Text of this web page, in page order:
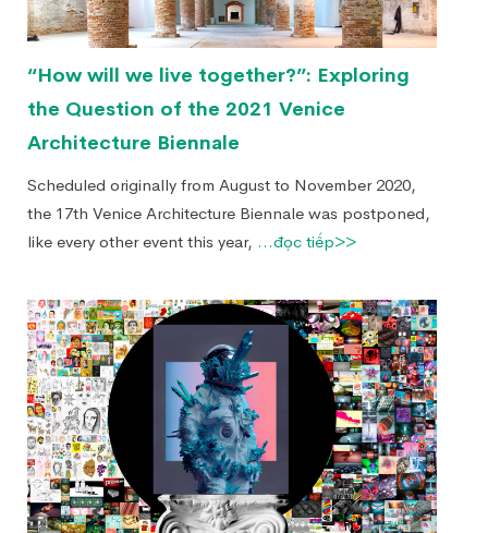
“How will we live together?”: Exploring
the Question of the 2021 Venice
Architecture Biennale
Scheduled originally from August to November 2020,
the 17th Venice Architecture Biennale was postponed,
like every other event this year, ...đọc tiếp>>